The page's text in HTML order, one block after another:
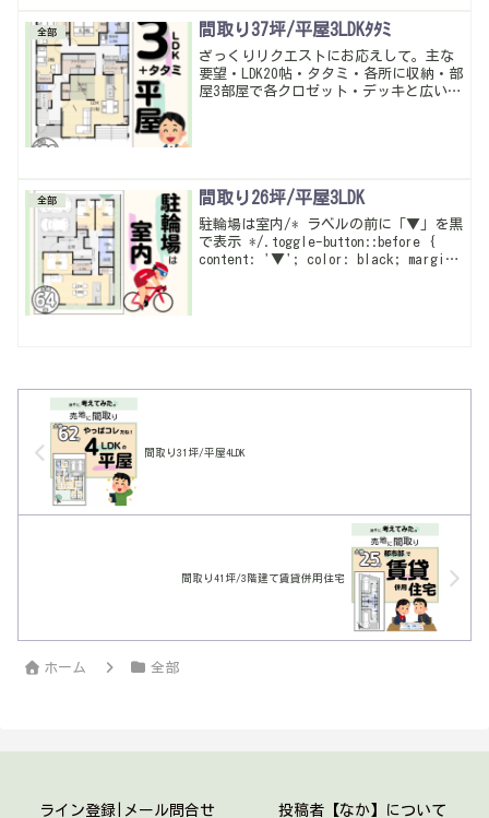
全部 間取り37坪/平屋3LDKﾀﾀﾐ
ざっくりリクエストにお応えして。主な
要望・LDK20帖・タタミ・各所に収納・部
屋3部屋で各クロゼット・デッキと広い
全部 間取り26坪/平屋3LDK
駐輪場は室内/* ラベルの前に「▼」を黒
で表示 */.toggle-button::before {
content: '▼'; color: black; margin-
間取り31坪/平屋4LDK
間取り41坪/3階建て賃貸併用住宅
ホーム 全部
ライン登録|メール問合せ 投稿者【なか】について